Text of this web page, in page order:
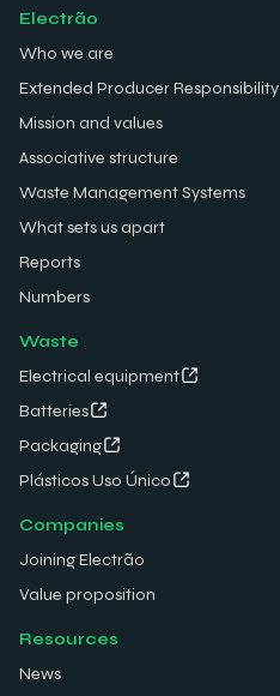
Electrão
Who we are
Extended Producer Responsibility
Mission and values
Associative structure
Waste Management Systems
What sets us apart
Reports
Numbers
Waste
Electrical equipment
Batteries
Packaging
Plásticos Uso Único
Companies
Joining Electrão
Value proposition
Resources
News